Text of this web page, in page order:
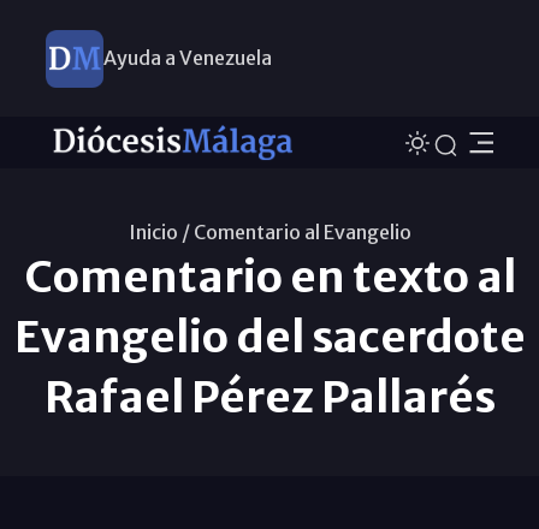
Ayuda a Venezuela
Inicio / Comentario al Evangelio
Comentario en texto al
Evangelio del sacerdote
Rafael Pérez Pallarés